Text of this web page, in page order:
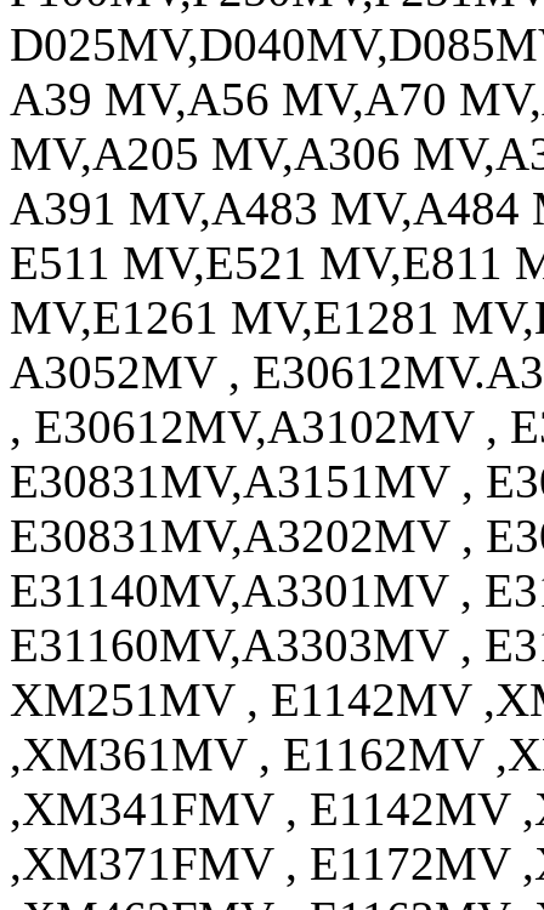
A39 MV,A56 MV,A70
MV,A205 MV,A306
A391 MV,A483 MV,A484
E511 MV,E521 MV,E811
MV,E1261 MV,E1281
A3052MV ,
, E30612MV,A3102MV ,
E30831MV,A3151MV ,
E30831MV,A3202MV ,
E31140MV,A3301MV ,
E31160MV,A3303MV ,
XM251MV , E1142MV
,XM361MV , E1162MV
,XM341FMV , E1142MV
,XM371FMV , E1172MV